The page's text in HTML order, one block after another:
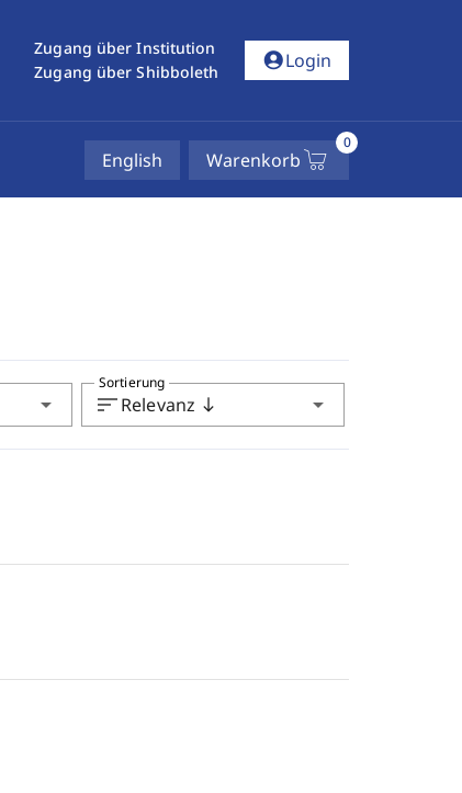
Zugang über Institution
Zugang über Shibboleth
account_circleLogin
English Warenkorb
0
arrow_drop_down sortRelevanz south arrow_drop_down
Sortierung